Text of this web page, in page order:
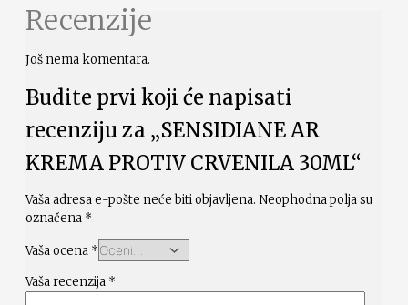
Recenzije
Još nema komentara.
Budite prvi koji će napisati
recenziju za „SENSIDIANE AR
KREMA PROTIV CRVENILA 30ML“
Vaša adresa e-pošte neće biti objavljena. Neophodna polja su
označena *
Vaša ocena *
Vaša recenzija *